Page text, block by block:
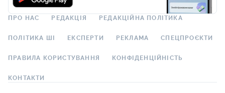
ПРО НАС РЕДАКЦІЯ РЕДАКЦІЙНА ПОЛІТИКА
ПОЛІТИКА ШІ ЕКСПЕРТИ РЕКЛАМА СПЕЦПРОЄКТИ
ПРАВИЛА КОРИСТУВАННЯ КОНФІДЕНЦІЙНІСТЬ
КОНТАКТИ